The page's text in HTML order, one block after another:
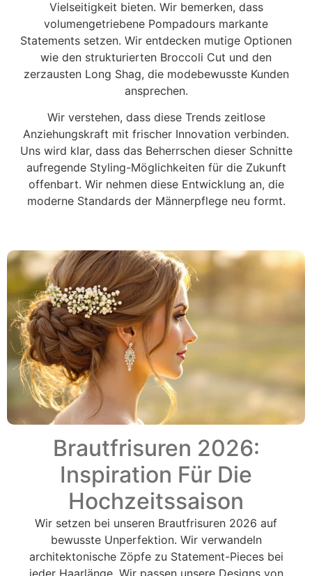
Vielseitigkeit bieten. Wir bemerken, dass
volumengetriebene Pompadours markante
Statements setzen. Wir entdecken mutige Optionen
wie den strukturierten Broccoli Cut und den
zerzausten Long Shag, die modebewusste Kunden
ansprechen.
Wir verstehen, dass diese Trends zeitlose
Anziehungskraft mit frischer Innovation verbinden.
Uns wird klar, dass das Beherrschen dieser Schnitte
aufregende Styling-Möglichkeiten für die Zukunft
offenbart. Wir nehmen diese Entwicklung an, die
moderne Standards der Männerpflege neu formt.
Brautfrisuren 2026:
Inspiration Für Die
Hochzeitssaison
Wir setzen bei unseren Brautfrisuren 2026 auf
bewusste Unperfektion. Wir verwandeln
architektonische Zöpfe zu Statement-Pieces bei